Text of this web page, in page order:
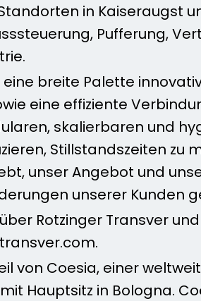
in Kaiseraugst
Pufferung,
breite Palette
eine effiziente
skalierbaren und
Stillstandszeiten
unser Angebot und
unserer Kunden
Rotzinger Transver
von Coesia, einer
Hauptsitz in Bologna.